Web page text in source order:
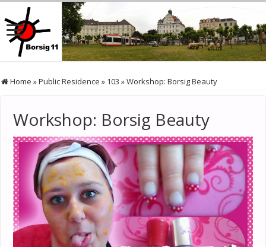
Home »Public Residence » 103 »Workshop: Borsig Beauty
Workshop: Borsig Beauty